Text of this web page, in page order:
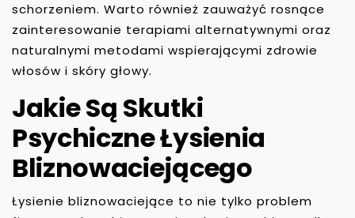
schorzeniem. Warto również zauważyć rosnące
zainteresowanie terapiami alternatywnymi oraz
naturalnymi metodami wspierającymi zdrowie
włosów i skóry głowy.
Jakie Są Skutki
Psychiczne Łysienia
Bliznowaciejącego
Łysienie bliznowaciejące to nie tylko problem